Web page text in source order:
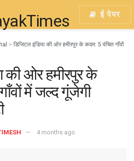
ई पेपर
> डिजिटल इंडिया की ओर हमीरपुर के कदम: 5 वंचित गाँवों
की ओर हमीरपुर के
में जल्द गूंजेगी
4 months ago